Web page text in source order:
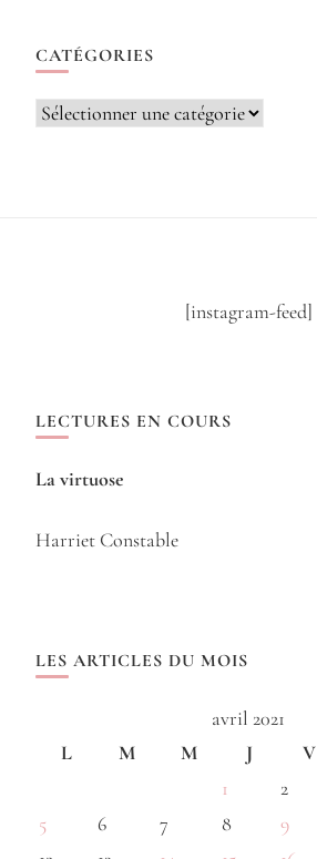
CATÉGORIES
Catégories
[instagram-feed]
LECTURES EN COURS
La virtuose
Harriet Constable
LES ARTICLES DU MOIS
avril 2021
L
M M J V
1
2
5
6 7 8 9